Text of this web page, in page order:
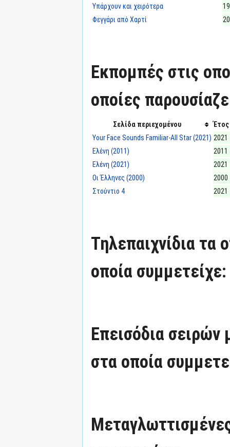
Υπάρχουν και χειρότερα
Φεγγάρι από Χαρτί
Εκπομπές στις
οποίες
Σελίδα περιεχομένου
Έτος
Your Face Sounds Familiar-All Star (2021) 2021
Ελένη (2011)
2011
Ελένη (2021)
2021
Οι Έλληνες (2000)
2000
Στούντιο 4
2021
Τηλεπαιχνίδια τα
οποία συμμετείχε:
Επεισόδια
στα οποία